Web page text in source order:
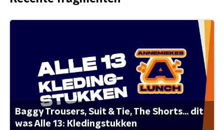
Baggy Trousers, Suit & Tie, The Shorts... dit
was Alle 13: Kledingstukken